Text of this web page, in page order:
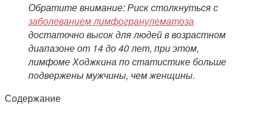
Обратите внимание: Риск столкнуться с
заболеванием лимфогранулематоза
достаточно высок для людей в возрастном
диапазоне от 14 до 40 лет, при этом,
лимфоме Ходжкина по статистике больше
подвержены мужчины, чем женщины.
Содержание